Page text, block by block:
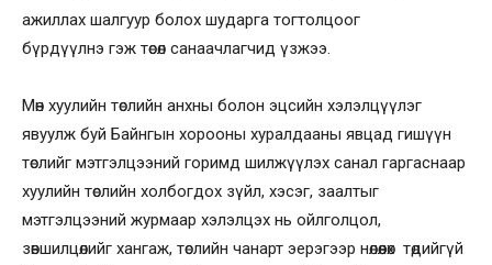
ажиллах шалгуур болох шударга тогтолцоог
бүрдүүлнэ гэж төсөл санаачлагчид үзжээ.
Мөн хуулийн төслийн анхны болон эцсийн хэлэлцүүлэг
явуулж буй Байнгын хорооны хуралдааны явцад гишүүн
төслийг мэтгэлцээний горимд шилжүүлэх санал гаргаснаар
хуулийн төслийн холбогдох зүйл, хэсэг, заалтыг
мэтгэлцээний журмаар хэлэлцэх нь ойлголцол,
зөвшилцөлийг хангаж, төслийн чанарт эерэгээр нөлөөлөх төдийгүй